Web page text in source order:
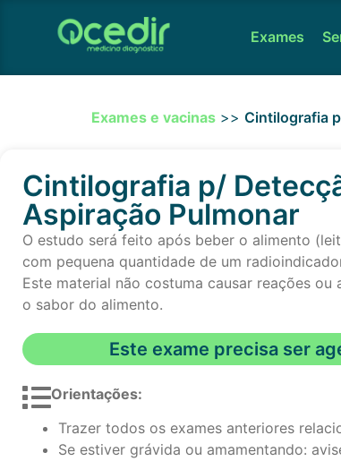
Exames
Exames e vacinas >> Cintilografia
Cintilografia p/
Aspiração Pulmonar
O estudo será feito após beber o alimento
com pequena quantidade de um
Este material não costuma causar reações ou
o sabor do alimento.
Este exame precisa ser
Orientações:
Trazer todos os exames anteriores
Se estiver grávida ou amamentando: